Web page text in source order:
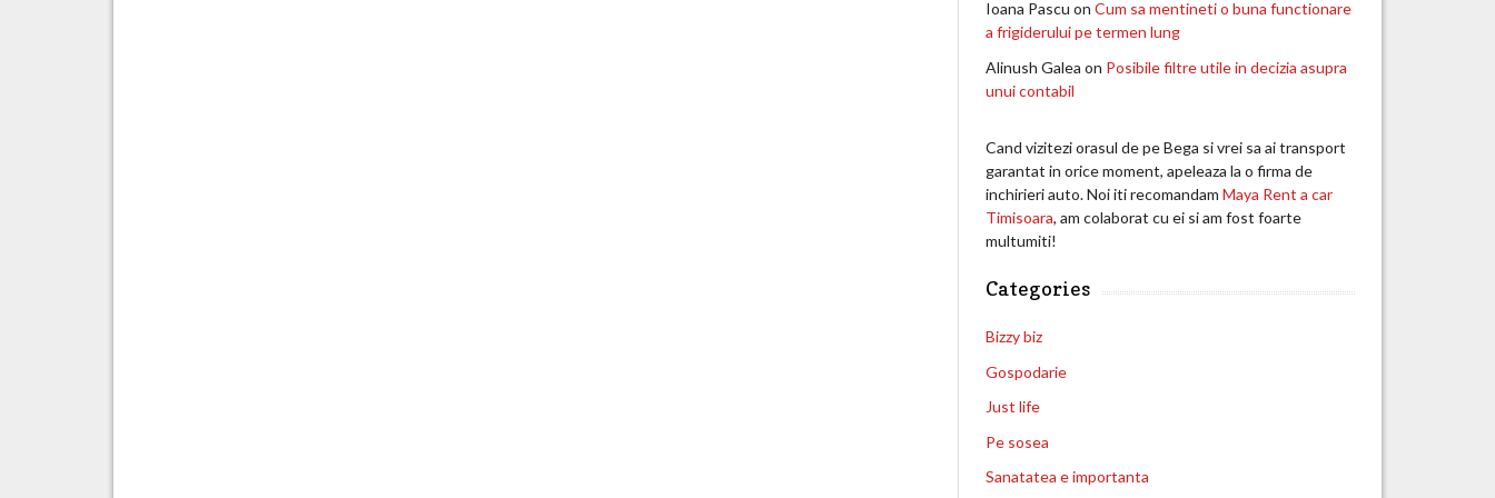
Ioana Pascu onCum sa mentineti o buna functionare
a frigiderului pe termen lung
Alinush Galea on Posibile filtre utile in decizia asupra
unui contabil
Cand vizitezi orasul de pe Bega si vrei sa ai transport
garantat in orice moment, apeleaza la o firma de
inchirieri auto. Noi iti recomandamMaya Rent a car
Timisoara, am colaborat cu ei si am fost foarte
multumiti!
Categories
Bizzy biz
Gospodarie
Just life
Pe sosea
Sanatatea e importanta